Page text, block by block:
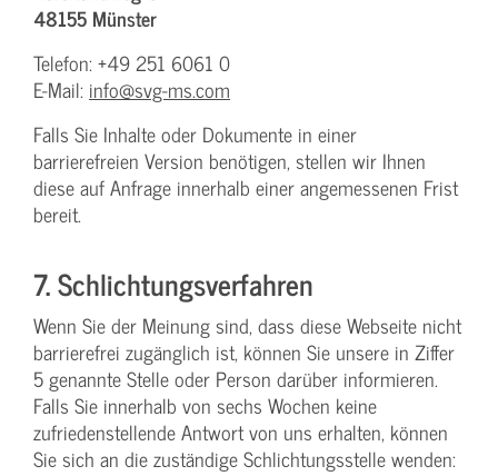
48155 Münster
Telefon: +49 251 6061 0
E-Mail: info@svg-ms.com
Falls Sie Inhalte oder Dokumente in einer
barrierefreien Version benötigen, stellen wir Ihnen
diese auf Anfrage innerhalb einer angemessenen Frist
bereit.
7. Schlichtungsverfahren
Wenn Sie der Meinung sind, dass diese Webseite nicht
barrierefrei zugänglich ist, können Sie unsere in Ziffer
5 genannte Stelle oder Person darüber informieren.
Falls Sie innerhalb von sechs Wochen keine
zufriedenstellende Antwort von uns erhalten, können
Sie sich an die zuständige Schlichtungsstelle wenden: